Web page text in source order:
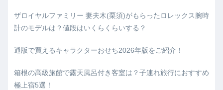
ザロイヤルファミリー 妻夫木(栗須)がもらったロレックス腕時
計のモデルは？値段はいくらくらいする？
通版で買えるキャラクターおせち2026年版をご紹介！
箱根の高級旅館で露天風呂付き客室は？子連れ旅行におすすめ
極上宿5選！